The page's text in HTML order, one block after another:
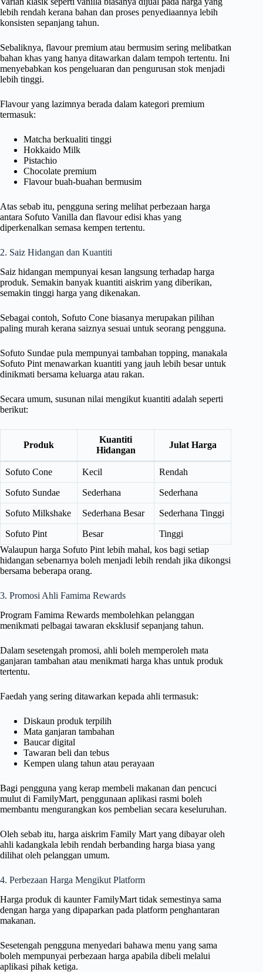
lebih rendah kerana bahan dan proses penyediaannya lebih
konsisten sepanjang tahun.
Sebaliknya, flavour premium atau bermusim sering melibatkan
bahan khas yang hanya ditawarkan dalam tempoh tertentu. Ini
menyebabkan kos pengeluaran dan pengurusan stok menjadi
lebih tinggi.
Flavour yang lazimnya berada dalam kategori premium
termasuk:
Matcha berkualiti tinggi
Hokkaido Milk
Pistachio
Chocolate premium
Flavour buah-buahan bermusim
Atas sebab itu, pengguna sering melihat perbezaan harga
antara Sofuto Vanilla dan flavour edisi khas yang
diperkenalkan semasa kempen tertentu.
2. Saiz Hidangan dan Kuantiti
Saiz hidangan mempunyai kesan langsung terhadap harga
produk. Semakin banyak kuantiti aiskrim yang diberikan,
semakin tinggi harga yang dikenakan.
Sebagai contoh, Sofuto Cone biasanya merupakan pilihan
paling murah kerana saiznya sesuai untuk seorang pengguna.
Sofuto Sundae pula mempunyai tambahan topping, manakala
Sofuto Pint menawarkan kuantiti yang jauh lebih besar untuk
dinikmati bersama keluarga atau rakan.
Secara umum, susunan nilai mengikut kuantiti adalah seperti
berikut:
Produk
Kuantiti
Hidangan
Julat Harga
Sofuto Cone Kecil Rendah
Sofuto Sundae Sederhana Sederhana
Sofuto Milkshake Sederhana Besar Sederhana Tinggi
Sofuto Pint Besar
Tinggi
Walaupun harga Sofuto Pint lebih mahal, kos bagi setiap
hidangan sebenarnya boleh menjadi lebih rendah jika dikongsi
bersama beberapa orang.
3. Promosi Ahli Famima Rewards
Program Famima Rewards membolehkan pelanggan
menikmati pelbagai tawaran eksklusif sepanjang tahun.
Dalam sesetengah promosi, ahli boleh memperoleh mata
ganjaran tambahan atau menikmati harga khas untuk produk
tertentu.
Faedah yang sering ditawarkan kepada ahli termasuk:
Diskaun produk terpilih
Mata ganjaran tambahan
Baucar digital
Tawaran beli dan tebus
Kempen ulang tahun atau perayaan
Bagi pengguna yang kerap membeli makanan dan pencuci
mulut di FamilyMart, penggunaan aplikasi rasmi boleh
membantu mengurangkan kos pembelian secara keseluruhan.
Oleh sebab itu, harga aiskrim Family Mart yang dibayar oleh
ahli kadangkala lebih rendah berbanding harga biasa yang
dilihat oleh pelanggan umum.
4. Perbezaan Harga Mengikut Platform
Harga produk di kaunter FamilyMart tidak semestinya sama
dengan harga yang dipaparkan pada platform penghantaran
makanan.
Sesetengah pengguna menyedari bahawa menu yang sama
boleh mempunyai perbezaan harga apabila dibeli melalui
aplikasi pihak ketiga.